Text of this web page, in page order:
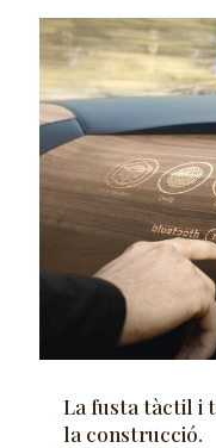
La fusta tàctil i
la construcció.